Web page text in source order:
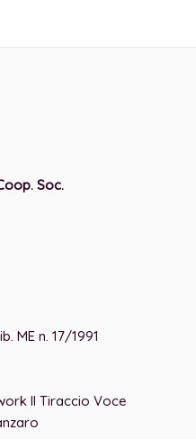
Soc.
ME n. 17/1991
Il Tiraccio Voce